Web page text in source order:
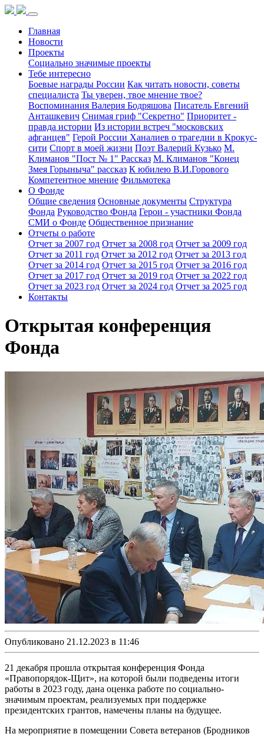
Главная
Новости
Проекты
Социально значимые проекты
Тебе интересно
Боевые награды России Как читать новости, советы
специалиста Ты уверен, твое мнение твое?
Воспоминания Валерия Бодряшова Писатель Евгений
Анташкевич Снимая гриф "Секретно" Приоритет -
правда истории Из истории встреч "московских
афганцев" Герой России Ханалиев о трагедии в Крокус-
сити Спорт в моей жизни Поэт Валерий Кузько М.
Климанов "Пост № 1" Рассказ М. Климанов "Конец
Змея Горыныча" рассказ К юбилею В.И.Горового
Компетентное мнение Фильмотека
О Фонде
Общие сведения Основные документы Структура
Фонда Руководство Фонда Герои - участники Фонда
СМИ о Фонде Общественное признание
Отчеты о работе
Отчет за 2007 год Отчет за 2008 год Отчет за 2009 год
Отчет за 2011 год Отчет за 2012 год Отчет за 2013 год
Отчет за 2014 год Отчет за 2015 год Отчет за 2016 год
Отчет за 2017 год Отчет за 2019 год Отчет за 2022 год
Отчет за 2023 год Отчет за 2024 год Отчет за 2025 год
Контакты
Открытая конференция
Фонда
Опубликовано 21.12.2023 в 11:46
21 декабря прошла открытая конференция Фонда
«Правопорядок-Щит», на которой были подведены итоги
работы в 2023 году, дана оценка работе по социально-
значимым проектам, реализуемых при поддержке
президентских грантов, намечены планы на будущее.
На мероприятие в помещении Совета ветеранов (Бродников